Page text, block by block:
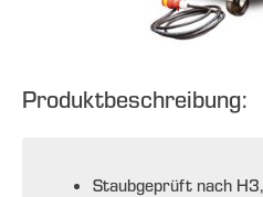
Produktbeschreibung:
Staubgeprüft nach